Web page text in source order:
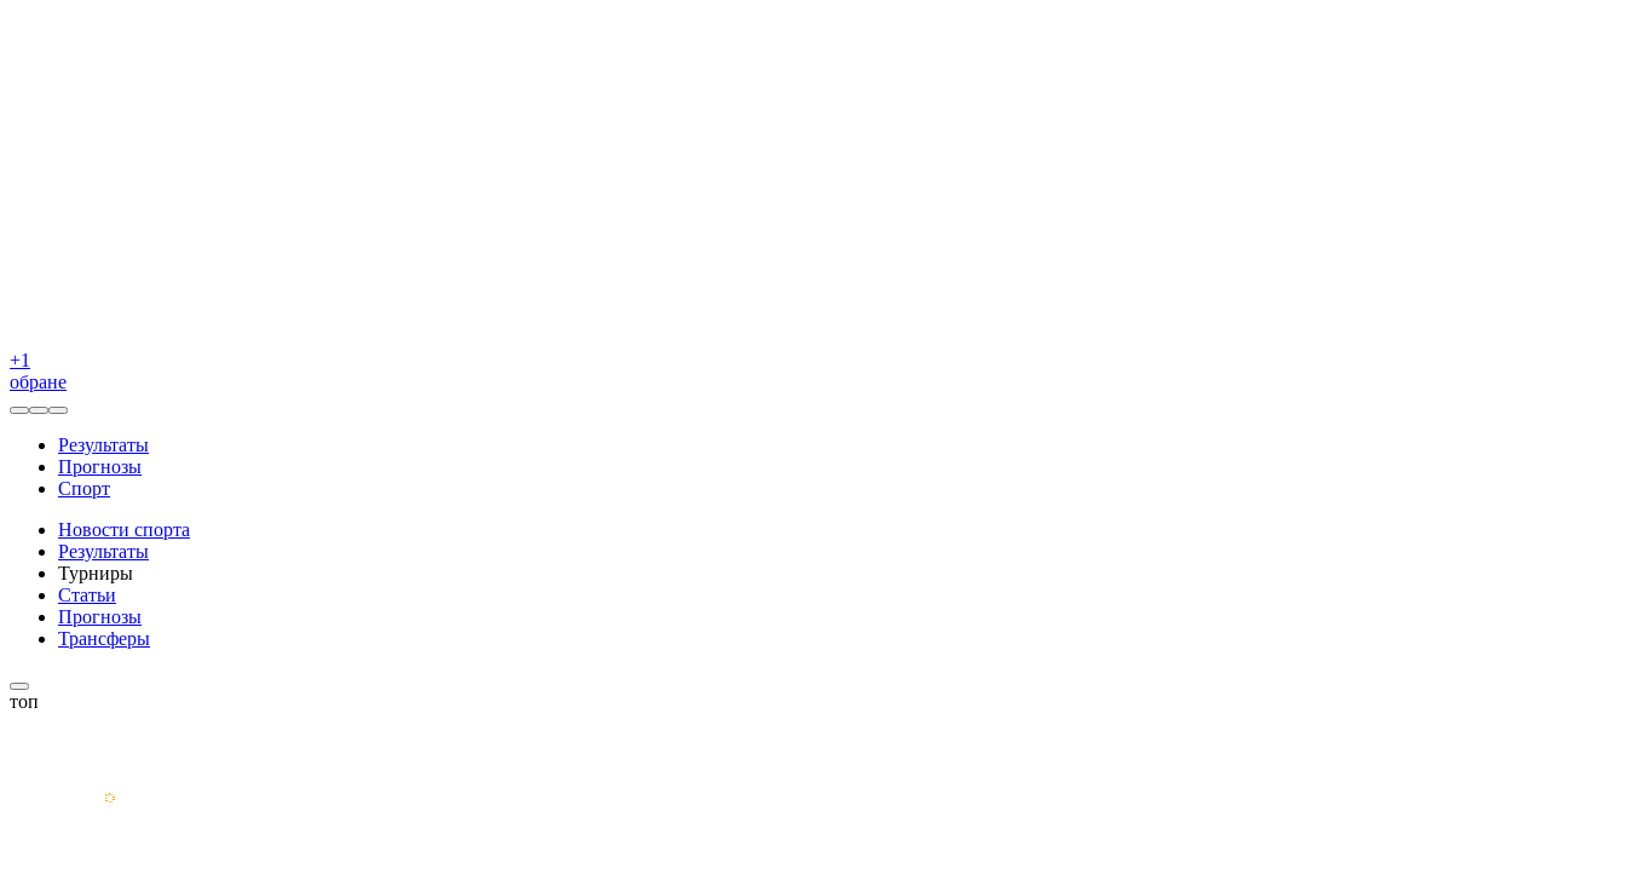
+1
обране
Результаты
Прогнозы
Спорт
Новости спорта
Результаты
Турниры
Статьи
Прогнозы
Трансферы
топ